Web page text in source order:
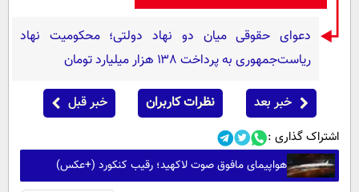
دعوای حقوقی میان دو نهاد دولتی؛ محکومیت نهاد
ریاست‌جمهوری به پرداخت ۱۳۸ هزار میلیارد تومان
خبر بعد نظرات کاربران خبر قبل
اشتراک گذاری :
هواپیمای مافوق صوت لاکهید؛ رقیب کنکورد (+عکس)